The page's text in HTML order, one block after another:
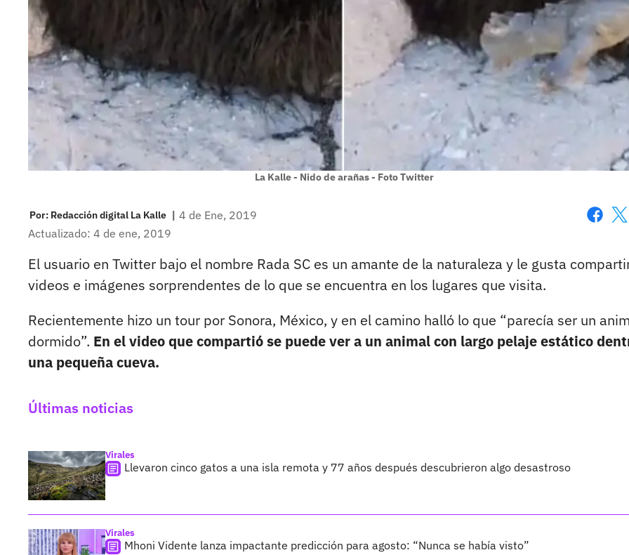
La Kalle - Nido de arañas - Foto Twitter
Por: Redacción digital La Kalle | 4 de Ene, 2019
Actualizado: 4 de ene, 2019
El usuario en Twitter bajo el nombre Rada SC es un amante de la naturaleza y le gusta
videos e imágenes sorprendentes de lo que se encuentra en los lugares que visita.
Recientemente hizo un tour por Sonora, México, y en el camino halló lo que “parecía ser un
dormido”. En el video que compartió se puede ver a un animal con largo pelaje estático
una pequeña cueva.
Últimas noticias
Virales
Llevaron cinco gatos a una isla remota y 77 años después descubrieron algo desastroso
Virales
Mhoni Vidente lanza impactante predicción para agosto: “Nunca se había visto”